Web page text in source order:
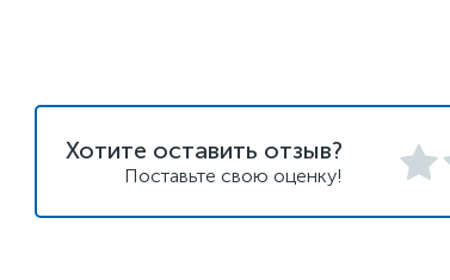
Хотите оставить отзыв?
Поставьте свою оценку!